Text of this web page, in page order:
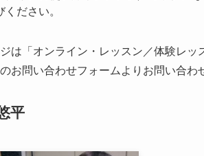
ください。
は「オンライン・レッスン／体験レッ
お問い合わせフォームよりお問い合わ
平